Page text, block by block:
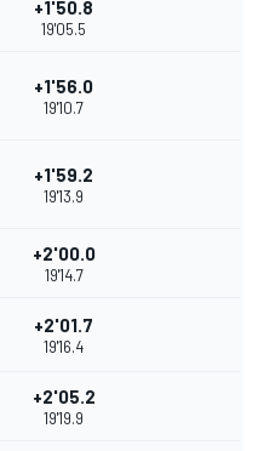
+1'50.8
19'05.5
+1'56.0
19'10.7
+1'59.2
19'13.9
+2'00.0
19'14.7
+2'01.7
19'16.4
+2'05.2
19'19.9